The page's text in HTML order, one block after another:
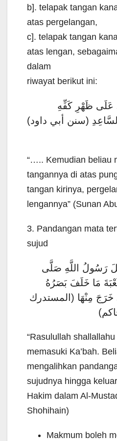
b]. telapak tangan
atas pergelangan,
c]. telapak tangan
atas lengan,
dalam
riwayat berikut ini:
عَلَى ظَهْرِ كَفِّهِ
(سنن أبي داود)
“….. Kemudian beliau
tangannya di atas
tangan kirinya,
lengannya” (Sunan
3. Pandangan mata
sujud
رَسُولُ اللَّهِ صَلَّى
مَا خَلَفَ بَصَرُهُ
مِنْهَا (المستدرك
“Rasulullah
memasuki Ka’bah.
mengalihkan
sujudnya hingga
Hakim dalam Al-
Shohihain)
Makmum boleh